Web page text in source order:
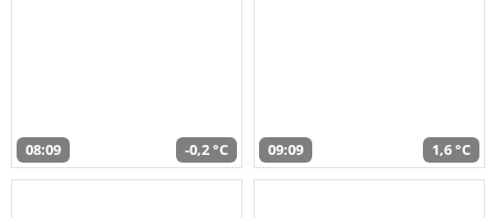
08:09 -0,2 °C 09:09 1,6 °C